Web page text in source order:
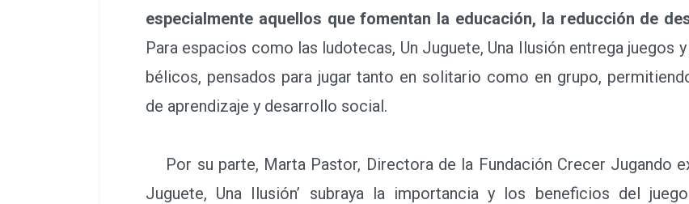
especialmente aquellos que fomentan la educación, la reducción de
Para espacios como las ludotecas, Un Juguete, Una Ilusión entrega juegos
bélicos, pensados para jugar tanto en solitario como en grupo,
de aprendizaje y desarrollo social.
Por su parte, Marta Pastor, Directora de la Fundación Crecer Jugando
Juguete, Una Ilusión’ subraya la importancia y los beneficios del